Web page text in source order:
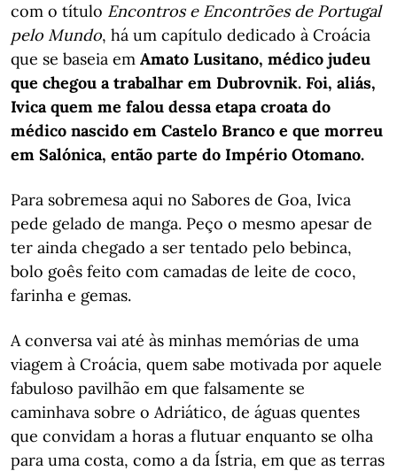
com o título Encontros e Encontrões de Portugal
pelo Mundo, há um capítulo dedicado à Croácia
que se baseia em Amato Lusitano, médico judeu
que chegou a trabalhar em Dubrovnik. Foi, aliás,
Ivica quem me falou dessa etapa croata do
médico nascido em Castelo Branco e que morreu
em Salónica, então parte do Império Otomano.
Para sobremesa aqui no Sabores de Goa, Ivica
pede gelado de manga. Peço o mesmo apesar de
ter ainda chegado a ser tentado pelo bebinca,
bolo goês feito com camadas de leite de coco,
farinha e gemas.
A conversa vai até às minhas memórias de uma
viagem à Croácia, quem sabe motivada por aquele
fabuloso pavilhão em que falsamente se
caminhava sobre o Adriático, de águas quentes
que convidam a horas a flutuar enquanto se olha
para uma costa, como a da Ístria, em que as terras